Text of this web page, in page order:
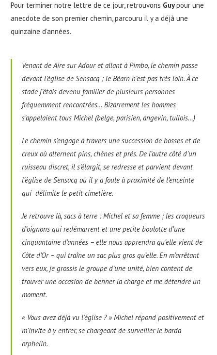
Pour terminer notre lettre de ce jour, retrouvons Guypour une
anecdote de son premier chemin, parcouru il y a déjà une
quinzaine d’années.
Venant de Aire sur Adour et allant à Pimbo, le chemin passe
devant l’église de Sensacq ; le Béarn n’est pas très loin. À ce
stade j’étais devenu familier de plusieurs personnes
fréquemment rencontrées… Bizarrement les hommes
s’appelaient tous Michel (belge, parisien, angevin, tullois…)
Le chemin s’engage à travers une succession de bosses et de
creux où alternent pins, chênes et prés. De l’autre côté d’un
ruisseau discret, il s’élargit, se redresse et parvient devant
l’église de Sensacq où il y a foule à proximité de l’enceinte
qui délimite le petit cimetière.
Je retrouve là, sacs à terre : Michel et sa femme ; les croqueurs
d’oignons qui redémarrent et une petite boulotte d’une
cinquantaine d’années – elle nous apprendra qu’elle vient de
Côte d’Or – qui traîne un sac plus gros qu’elle. En m’arrêtant
vers eux, je grossis le groupe d’une unité, bien content de
trouver une occasion de benner la charge et me détendre un
moment.
« Vous avez déjà vu l’église ? » Michel répond positivement et
m’invite à y entrer, se chargeant de surveiller le barda
orphelin.